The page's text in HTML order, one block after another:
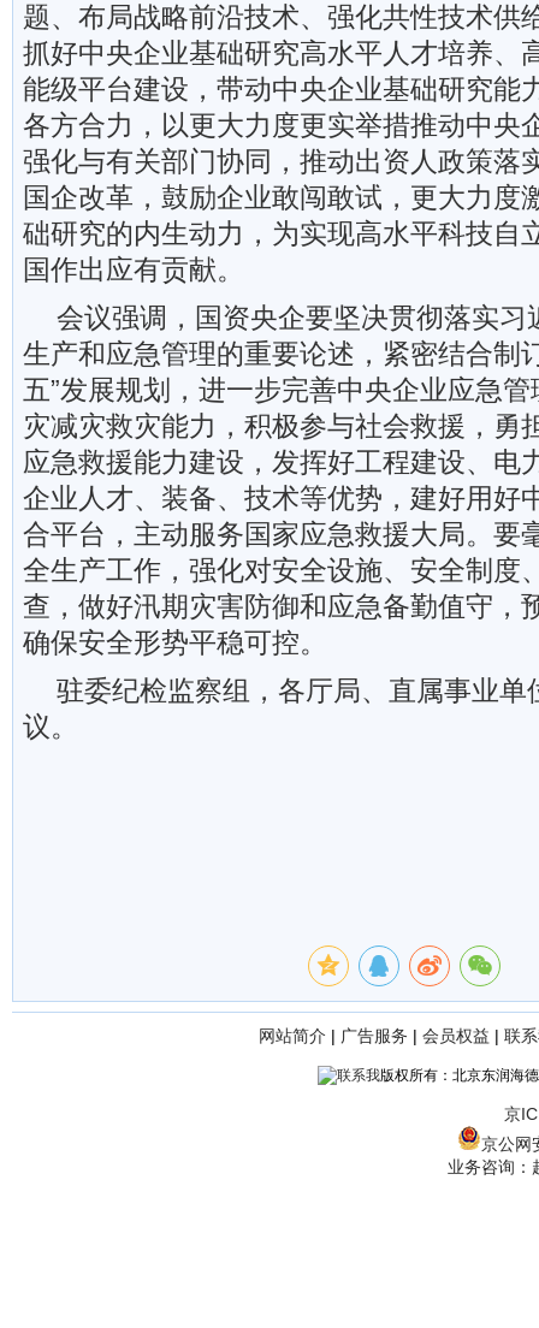
题、布局战略前沿技术、强化共性技术供
抓好中央企业基础研究高水平人才培养、
能级平台建设，带动中央企业基础研究能
各方合力，以更大力度更实举措推动中央
强化与有关部门协同，推动出资人政策落
国企改革，鼓励企业敢闯敢试，更大力度
础研究的内生动力，为实现高水平科技自
国作出应有贡献。
会议强调，国资央企要坚决贯彻落实习
生产和应急管理的重要论述，紧密结合制
五”发展规划，进一步完善中央企业应急
灾减灾救灾能力，积极参与社会救援，勇
应急救援能力建设，发挥好工程建设、电
企业人才、装备、技术等优势，建好用好
合平台，主动服务国家应急救援大局。要
全生产工作，强化对安全设施、安全制度
查，做好汛期灾害防御和应急备勤值守，
确保安全形势平稳可控。
驻委纪检监察组，各厅局、直属事业单
议。
网站简介 | 广告服务 | 会员权益 | 联
版权所有：北京东润海
京
京公网
业务咨询：